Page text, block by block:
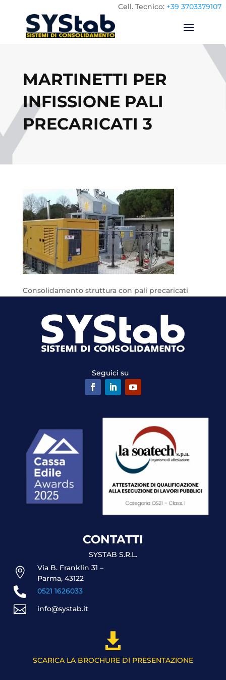
Cell. Tecnico: +39 3703379107
MARTINETTI PER
INFISSIONE PALI
PRECARICATI 3
Consolidamento struttura con pali precaricati
Seguici su
CONTATTI
SYSTAB S.R.L.

Via B. Franklin 31 –
Parma, 43122
 0521 1626033
 info@systab.it

SCARICA LA BROCHURE DI PRESENTAZIONE